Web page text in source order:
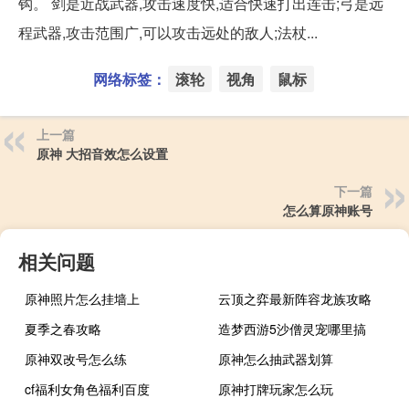
程武器,攻击范围广,可以攻击远处的敌人;法杖...
网络标签： 滚轮 视角 鼠标
上一篇
原神 大招音效怎么设置
下一篇
怎么算原神账号
相关问题
原神照片怎么挂墙上
云顶之弈最新阵容龙族攻略
夏季之春攻略
造梦西游5沙僧灵宠哪里搞
原神双改号怎么练
原神怎么抽武器划算
cf福利女角色福利百度
原神打牌玩家怎么玩